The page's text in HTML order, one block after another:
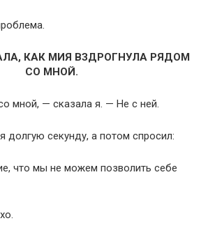
КАК МИЯ ВЗДРОГНУЛА РЯДОМ
СО МНОЙ.
мной, — сказала я. — Не с ней.
долгую секунду, а потом спросил:
что мы не можем позволить себе